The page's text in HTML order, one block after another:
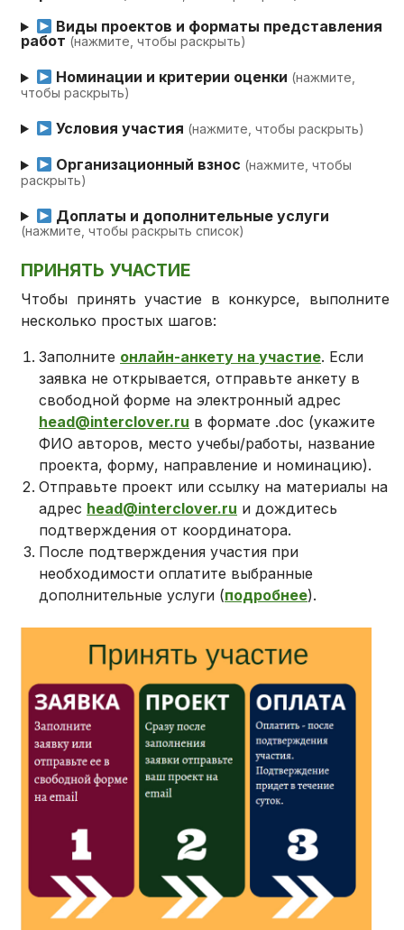
Виды проектов и форматы представления
работ (нажмите, чтобы раскрыть)
Номинации и критерии оценки (нажмите,
чтобы раскрыть)
Условия участия (нажмите, чтобы раскрыть)
Организационный взнос (нажмите, чтобы
раскрыть)
Доплаты и дополнительные услуги
(нажмите, чтобы раскрыть список)
ПРИНЯТЬ УЧАСТИЕ
Чтобы принять участие в конкурсе, выполните
несколько простых шагов:
Заполните онлайн-анкету на участие. Если
заявка не открывается, отправьте анкету в
свободной форме на электронный адрес
head@interclover.ru в формате .doc (укажите
ФИО авторов, место учебы/работы, название
проекта, форму, направление и номинацию).
Отправьте проект или ссылку на материалы на
адрес head@interclover.ru и дождитесь
подтверждения от координатора.
После подтверждения участия при
необходимости оплатите выбранные
дополнительные услуги (подробнее).